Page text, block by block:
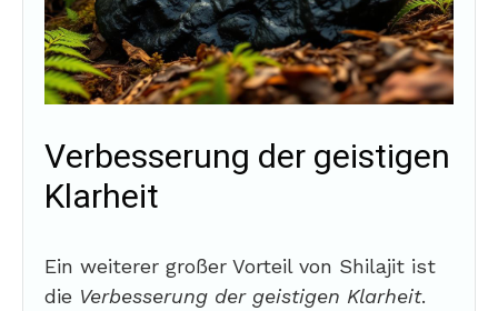
Verbesserung der geistigen
Klarheit
Ein weiterer großer Vorteil von Shilajit ist
die Verbesserung der geistigen Klarheit.